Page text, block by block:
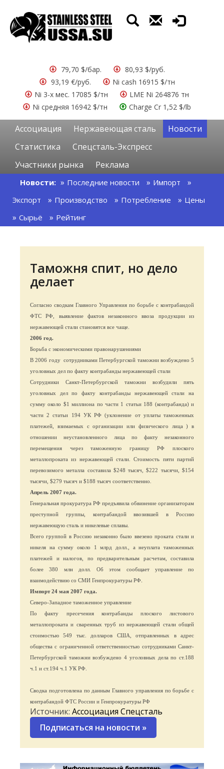
79,70 $/бар.
80,93 $/руб.
93,19 €/руб.
Ni cash 16915 $/тн
Ni 3-х мес. 17085 $/тн
LME Ni 264876 тн
Ni средняя 16942 $/тн
Charge Cr 1,52 $/lb
Ассоциация Нержавеющая сталь
Новости
Статистика
Спецсталь-Экспресс
Участники рынка
Реклама
Новости: Последние новости
Импорт
Экспорт
Производство Потребление
Цены
Сырьё
Рейтинг
Таможня спит, но дело
делает
Согласно сводкам Главного Управления по борьбе с контрабандой
ФТС РФ, выявление фактов незаконного ввоза продукции из
нержавеющей стали становятся все чаще.
2006 год.
Борьба с экономическими правонарушениями
В 2006 году сотрудниками Петербургской таможни возбуждено 5
уголовных дел по факту контрабанды нержавеющей стали
Сотрудники Санкт-Петербургской таможни возбудили пять
уголовных дел по факту контрабанды нержавеющей стали на
сумму около $1 миллиона по части 1 статьи 188 (контрабанда) и
части 2 статьи 194 УК РФ (уклонение от уплаты таможенных
платежей, взимаемых с организации или физического лица ) в
отношении неустановленного лица по факту незаконного
перемещения через таможенную границу РФ плоского
металлопроката из нержавеющей стали. Стоимость пяти партий
перевозимого металла составила $248 тысяч, $222 тысячи, $154
тысячи, $279 тысяч и $188 тысяч соответственно.
Апрель 2007 года.
Генеральная прокуратура РФ предъявила обвинение организаторам
преступной группы, контрабандой ввозившей в Россию
нержавеющую сталь и никелевые сплавы.
Всего группой в Россию незаконно было ввезено проката стали и
никеля на сумму около 1 млрд долл., а неуплата таможенных
платежей и налогов, по предварительным расчетам, составила
более 380 млн долл. Об этом сообщает управление по
взаимодействию со СМИ Генпрокуратуры РФ.
Импорт 24 мая 2007 года.
Северо-Западное таможенное управление
По факту пресечения контрабанды плоского листового
металлопроката и сваренных труб из нержавеющей стали общей
стоимостью 549 тыс. долларов США, отправленных в адрес
общества с ограниченной ответственностью сотрудниками Санкт-
Петербургской таможни возбуждено 4 уголовных дела по ст.188
ч.1 и ст.194 ч.1 УК РФ.
Сводка подготовлена по данным Главного управления по борьбе с
контрабандой ФТС России и Генпрокуратуры РФ
Источник: Ассоциация Спецсталь
Подписаться на новости »